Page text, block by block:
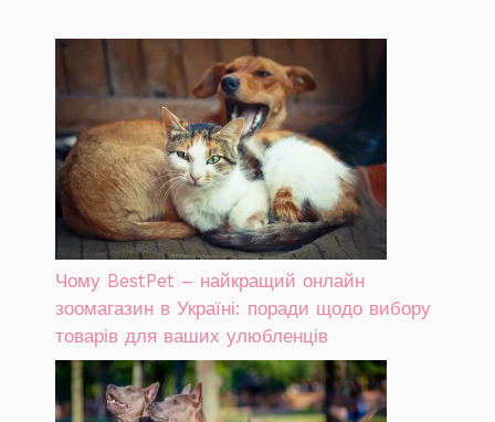
Чому BestPet – найкращий онлайн
зоомагазин в Україні: поради щодо вибору
товарів для ваших улюбленців